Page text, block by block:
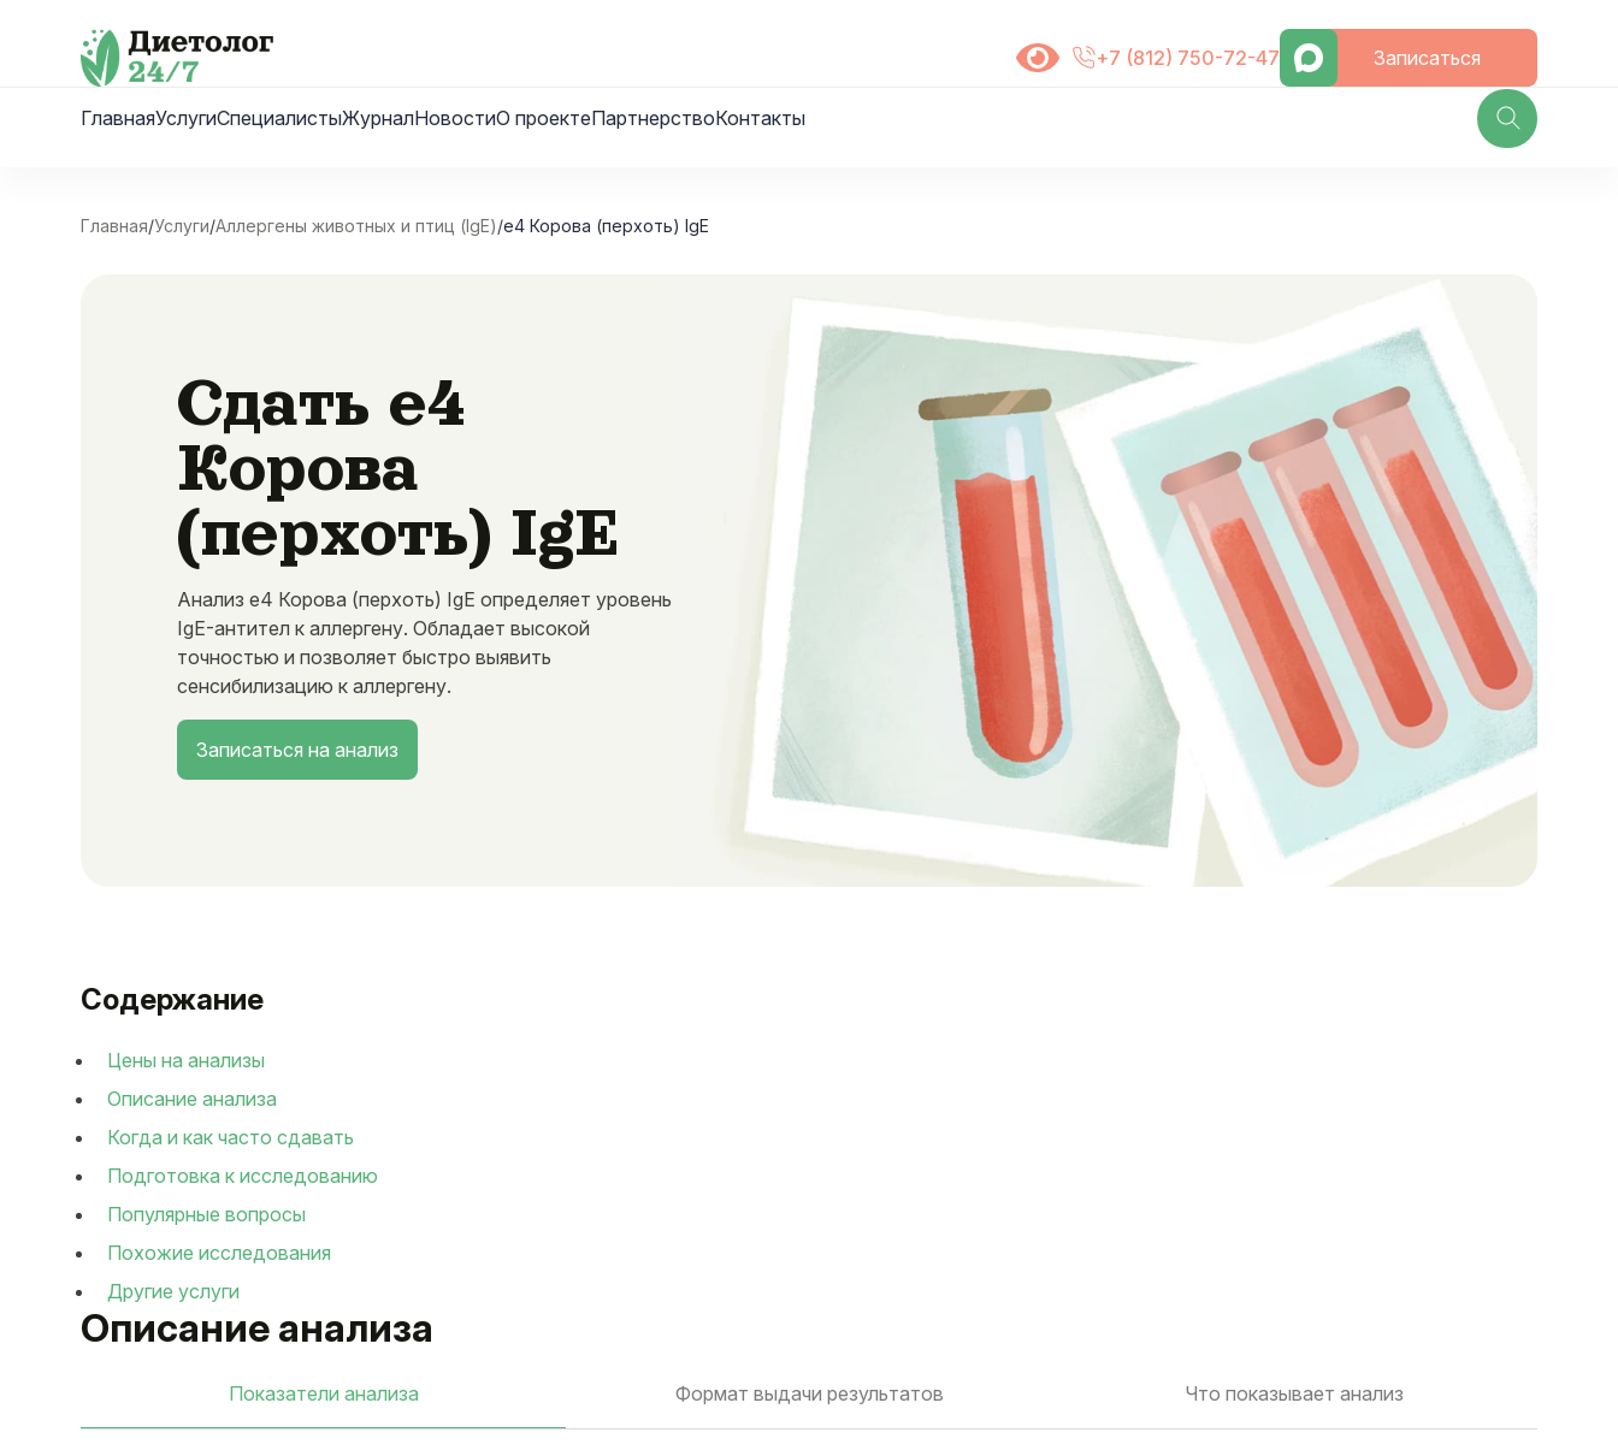
+7 (812) 750-72-47 Записаться
ГлавнаяУслугиСпециалистыЖурналНовостиО проектеПартнерствоКонтакты
Главная/Услуги/Аллергены животных и птиц (IgE)/e4 Корова (перхоть) IgE
Сдать e4
Корова
(перхоть) IgE
Анализ e4 Корова (перхоть) IgE определяет уровень
IgE-антител к аллергену. Обладает высокой
точностью и позволяет быстро выявить
сенсибилизацию к аллергену.
Записаться на анализ
Описание анализа
Показатели анализа Формат выдачи результатов Что показывает анализ
Содержание
Цены на анализы
Описание анализа
Когда и как часто сдавать
Подготовка к исследованию
Популярные вопросы
Похожие исследования
Другие услуги